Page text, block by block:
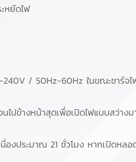
หยัดไฟ
/ 50Hz-60Hz ในขณะชาร์จไ
ไปข้างหน้าสุดเพื่อเปิดไฟแบบสว่าง
งประมาณ 21 ชั่วโมง หากเปิดหลอ